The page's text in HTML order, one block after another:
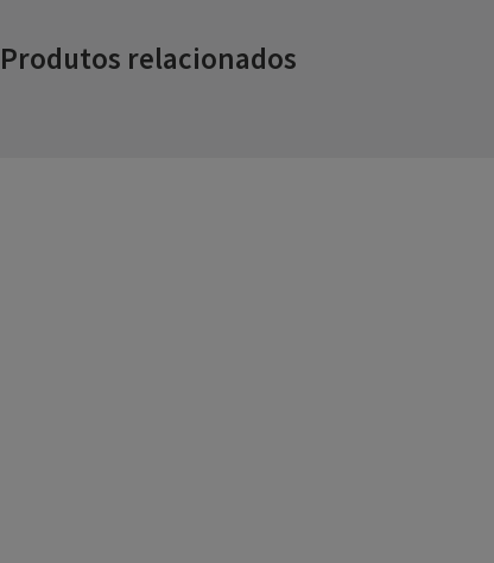
Produtos relacionados